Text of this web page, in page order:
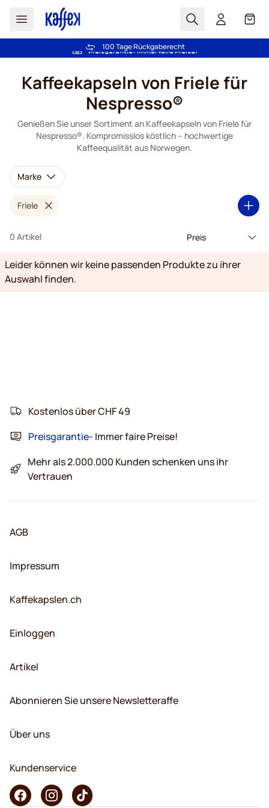
Suchen Cart
Kostenlos Lieferung über CHF 49
Preisgarantie- Immer faire Preise!
100 Tage Rückgaberecht
Kaffeekapseln von Friele für
Nespresso®
Genießen Sie unser Sortiment an Kaffeekapseln von Friele für
Nespresso®. Kompromisslos köstlich – hochwertige
Kaffeequalität aus Norwegen.
Marke
Friele
0 Artikel
Leider können wir keine passenden Produkte zu ihrer
Auswahl finden.
Kostenlos über CHF 49
Preisgarantie- Immer faire Preise!
Mehr als 2.000.000 Kunden schenken uns ihr
Vertrauen
AGB
Impressum
Kaffekapslen.ch
Einloggen
Artikel
Abonnieren Sie unsere Newsletteraffe
Über uns
Kundenservice